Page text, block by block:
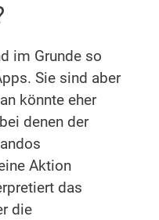
im Grunde so
Sie sind aber
könnte eher
denen der
Aktion
das
die